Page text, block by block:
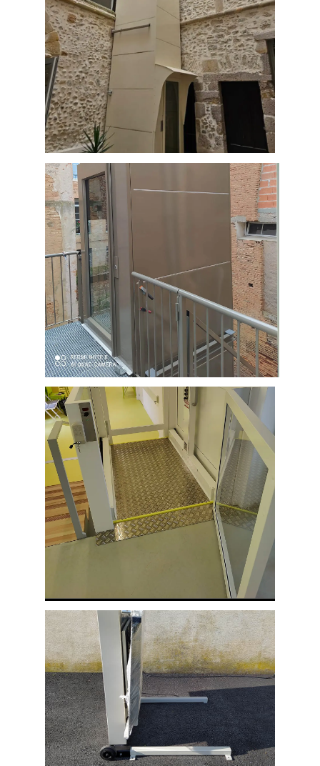
Ascenseurs privatifs – Élévateur
vertical exterieur à Port la Nouvelle
Elévateur extérieur, en gaine
métallique vitrée, permettant
l'accessibilité handicapé du local
d'une association de Gaillac (Tarn
département 81)
Plate forme installée dans un centre
médical de ARLES SUR TECH dans le
département 66 Pyrénées Orientales,
afin de le rendre accessible aux
Personnes à Mobilité Réduite